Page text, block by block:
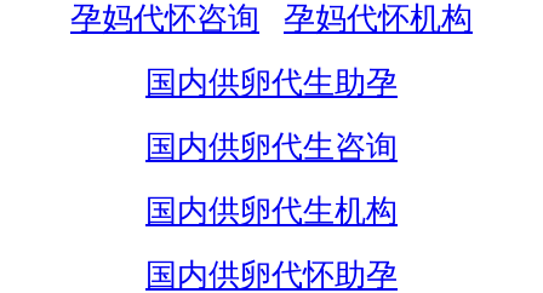
孕妈代怀咨询
孕妈代怀机构
国内供卵代生助孕
国内供卵代生咨询
国内供卵代生机构
国内供卵代怀助孕